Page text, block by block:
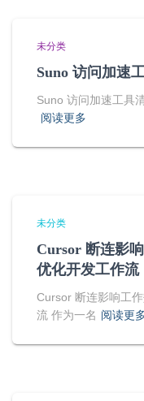
未分类
Suno 访问加速
Suno 访问加速工具
阅读更多
未分类
Cursor 断连影
优化开发工作流
Cursor 断连影响工
流 作为一名 阅读更